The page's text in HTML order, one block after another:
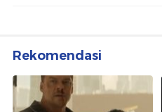
Rekomendasi